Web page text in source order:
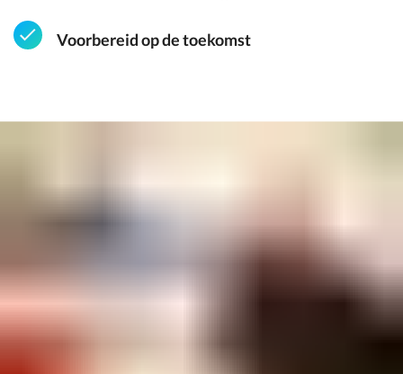
Voorbereid op de toekomst